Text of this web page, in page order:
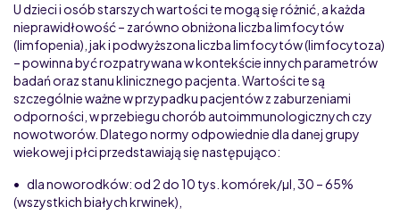
U dzieci i osób starszych wartości te mogą się różnić, a każda
nieprawidłowość – zarówno obniżona liczba limfocytów
(limfopenia), jak i podwyższona liczba limfocytów (limfocytoza)
– powinna być rozpatrywana w kontekście innych parametrów
badań oraz stanu klinicznego pacjenta. Wartości te są
szczególnie ważne w przypadku pacjentów z zaburzeniami
odporności, w przebiegu chorób autoimmunologicznych czy
nowotworów. Dlatego normy odpowiednie dla danej grupy
wiekowej i płci przedstawiają się następująco:
• dla noworodków: od 2 do 10 tys. komórek/µl, 30 – 65%
(wszystkich białych krwinek),